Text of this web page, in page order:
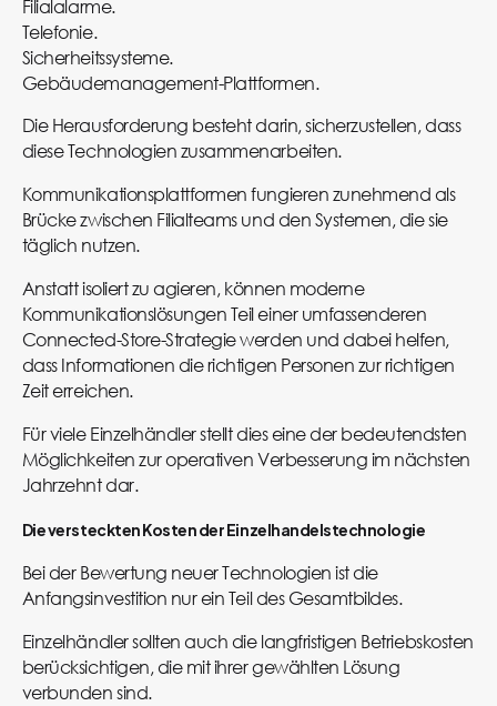
Filialalarme.
Telefonie.
Sicherheitssysteme.
Gebäudemanagement-Plattformen.
Die Herausforderung besteht darin, sicherzustellen, dass
diese Technologien zusammenarbeiten.
Kommunikationsplattformen fungieren zunehmend als
Brücke zwischen Filialteams und den Systemen, die sie
täglich nutzen.
Anstatt isoliert zu agieren, können moderne
Kommunikationslösungen Teil einer umfassenderen
Connected-Store-Strategie werden und dabei helfen,
dass Informationen die richtigen Personen zur richtigen
Zeit erreichen.
Für viele Einzelhändler stellt dies eine der bedeutendsten
Möglichkeiten zur operativen Verbesserung im nächsten
Jahrzehnt dar.
Die versteckten Kosten der Einzelhandelstechnologie
Bei der Bewertung neuer Technologien ist die
Anfangsinvestition nur ein Teil des Gesamtbildes.
Einzelhändler sollten auch die langfristigen Betriebskosten
berücksichtigen, die mit ihrer gewählten Lösung
verbunden sind.